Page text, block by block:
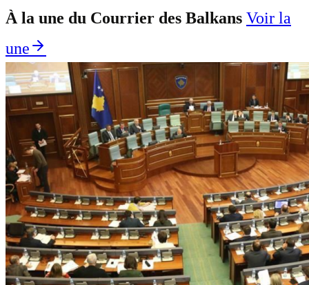
À la une du Courrier des Balkans Voir la
une